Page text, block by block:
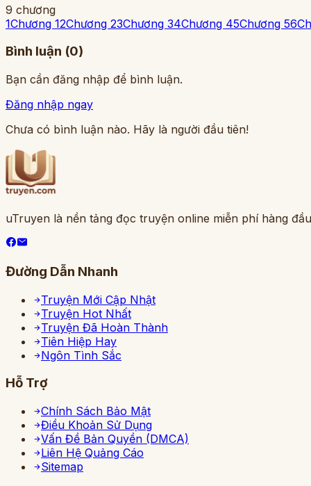
9 chương
1Chương 12Chương 23Chương 34Chương 45Chương 56
Bình luận (0)
Bạn cần đăng nhập để bình luận.
Đăng nhập ngay
Chưa có bình luận nào. Hãy là người đầu tiên!
uTruyen là nền tảng đọc truyện online miễn phí hàng
Đường Dẫn Nhanh
Truyện Mới Cập Nhật
Truyện Hot Nhất
Truyện Đã Hoàn Thành
Tiên Hiệp Hay
Ngôn Tình Sắc
Hỗ Trợ
Chính Sách Bảo Mật
Điều Khoản Sử Dụng
Vấn Đề Bản Quyền (DMCA)
Liên Hệ Quảng Cáo
Sitemap